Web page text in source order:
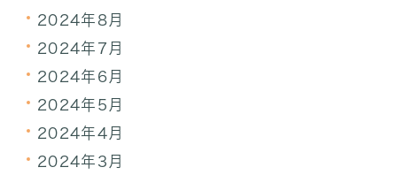
2024年8月
2024年7月
2024年6月
2024年5月
2024年4月
2024年3月